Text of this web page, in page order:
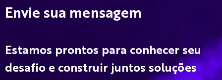
Envie sua mensagem
Estamos prontos para conhecer seu
desafio e construir juntos soluções